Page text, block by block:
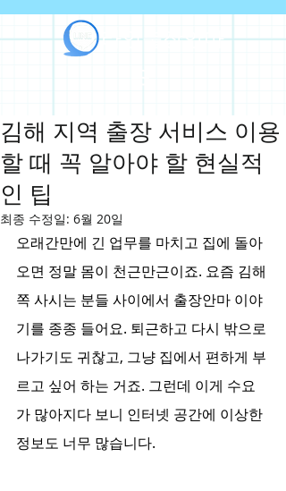
라인출장안마
김해 지역 출장 서비스 이용
할 때 꼭 알아야 할 현실적
인 팁
최종 수정일: 6월 20일
오래간만에 긴 업무를 마치고 집에 돌아
오면 정말 몸이 천근만근이죠. 요즘 김해
쪽 사시는 분들 사이에서 출장안마 이야
기를 종종 들어요. 퇴근하고 다시 밖으로
나가기도 귀찮고, 그냥 집에서 편하게 부
르고 싶어 하는 거죠. 그런데 이게 수요
가 많아지다 보니 인터넷 공간에 이상한
정보도 너무 많습니다.